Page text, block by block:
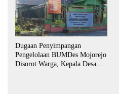
Dugaan Penyimpangan
Pengelolaan BUMDes Mojorejo
Disorot Warga, Kepala Desa